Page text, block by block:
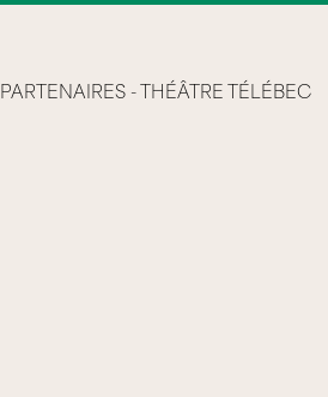
PARTENAIRES - THÉÂTRE TÉLÉBEC